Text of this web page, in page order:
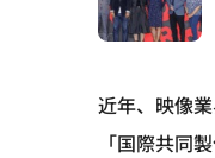
近年、映像
「国際共同